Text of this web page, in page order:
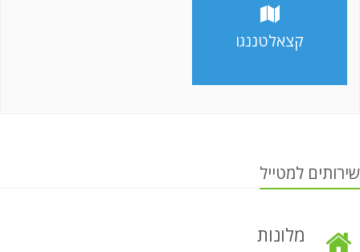
קצאלטננגו
שירותים למטייל
מלונות